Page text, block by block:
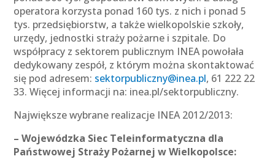
operatora korzysta ponad 160 tys. z nich i ponad 5
tys. przedsiębiorstw, a także wielkopolskie szkoły,
urzędy, jednostki straży pożarne i szpitale. Do
współpracy z sektorem publicznym INEA powołała
dedykowany zespół, z którym można skontaktować
się pod adresem: sektorpubliczny@inea.pl, 61 222 22
33. Więcej informacji na: inea.pl/sektorpubliczny.
Największe wybrane realizacje INEA 2012/2013:
– Wojewódzka Siec Teleinformatyczna dla
Państwowej Straży Pożarnej w Wielkopolsce: